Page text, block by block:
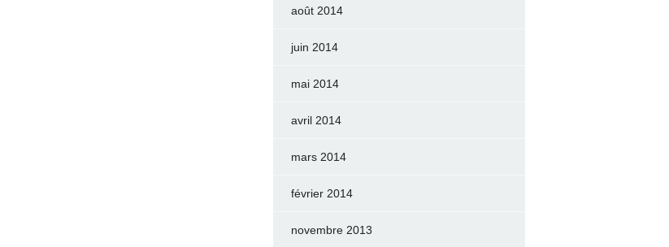
août 2014
juin 2014
mai 2014
avril 2014
mars 2014
février 2014
novembre 2013